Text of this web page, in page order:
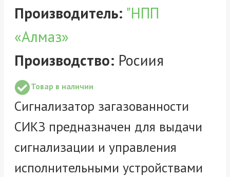
Производитель: "НПП
«Алмаз»
Производство: Росиия
Товар в наличии
Сигнализатор загазованности
СИКЗ предназначен для выдачи
сигнализации и управления
исполнительными устройствами